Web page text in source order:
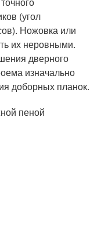
(угол
Ножовка или
их неровными.
дверного
изначально
доборных планок.
пеной